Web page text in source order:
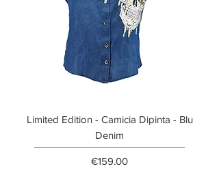
Limited Edition - Camicia Dipinta - Blu
Denim
Price
€159.00